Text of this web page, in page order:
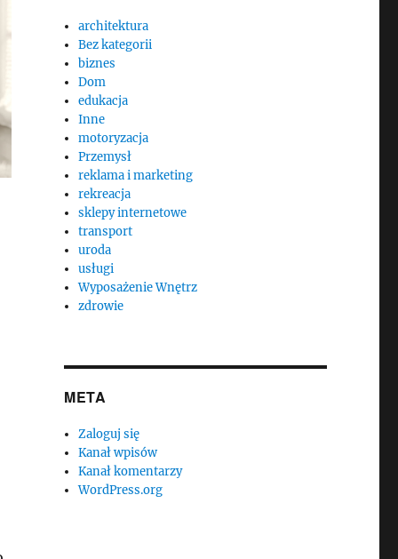
architektura
Bez kategorii
biznes
Dom
edukacja
Inne
motoryzacja
Przemysł
reklama i marketing
rekreacja
sklepy internetowe
transport
uroda
usługi
Wyposażenie Wnętrz
zdrowie
META
Zaloguj się
Kanał wpisów
Kanał komentarzy
WordPress.org